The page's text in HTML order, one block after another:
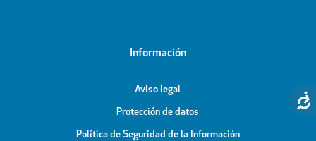
Información
Aviso legal
Protección de datos
Política de Seguridad de la Información